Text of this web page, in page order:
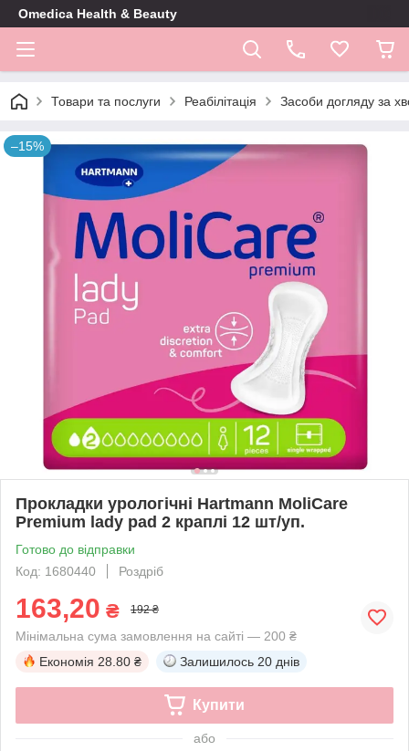
Omedica Health & Beauty
Товари та послуги Реабілітація Засоби догляду за
–15%
Прокладки урологічні Hartmann MoliCare
Premium lady pad 2 краплі 12 шт/уп.
Готово до відправки
Код: 1680440
Роздріб
163,20 ₴ 192 ₴
Мінімальна сума замовлення на сайті — 200 ₴
Економія 28.80 ₴ Залишилось 20 днів
Купити
або